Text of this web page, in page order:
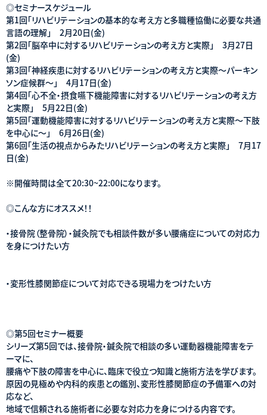
◎セミナースケジュール
第1回「リハビリテーションの基本的な考え方と多職種協働に必要な共通
言語の理解」 2月20日(金)
第2回「脳卒中に対するリハビリテーションの考え方と実際」 3月27日
(金)
第3回「神経疾患に対するリハビリテーションの考え方と実際～パーキン
ソン症候群～」 4月17日(金)
第4回「心不全・摂食嚥下機能障害に対するリハビリテーションの考え方
と実際」 5月22日(金)
第5回「運動機能障害に対するリハビリテーションの考え方と実際～下肢
を中心に～」 6月26日(金)
第6回「生活の視点からみたリハビリテーションの考え方と実際」 7月17
日(金)
※開催時間は全て20:30~22:00になります。
◎こんな方にオススメ！！
・接骨院（整骨院）・鍼灸院でも相談件数が多い腰痛症についての対応力
を身につけたい方
・変形性膝関節症について対応できる現場力をつけたい方
◎第5回セミナー概要
シリーズ第5回では、接骨院・鍼灸院で相談の多い運動器機能障害をテ
ーマに、
腰痛や下肢の障害を中心に、臨床で役立つ知識と施術方法を学びます。
原因の見極めや内科的疾患との鑑別、変形性膝関節症の予備軍への対
応など、
地域で信頼される施術者に必要な対応力を身につける内容です。